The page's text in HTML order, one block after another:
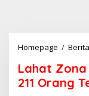
Homepage / Berita
Lahat
211 Orang